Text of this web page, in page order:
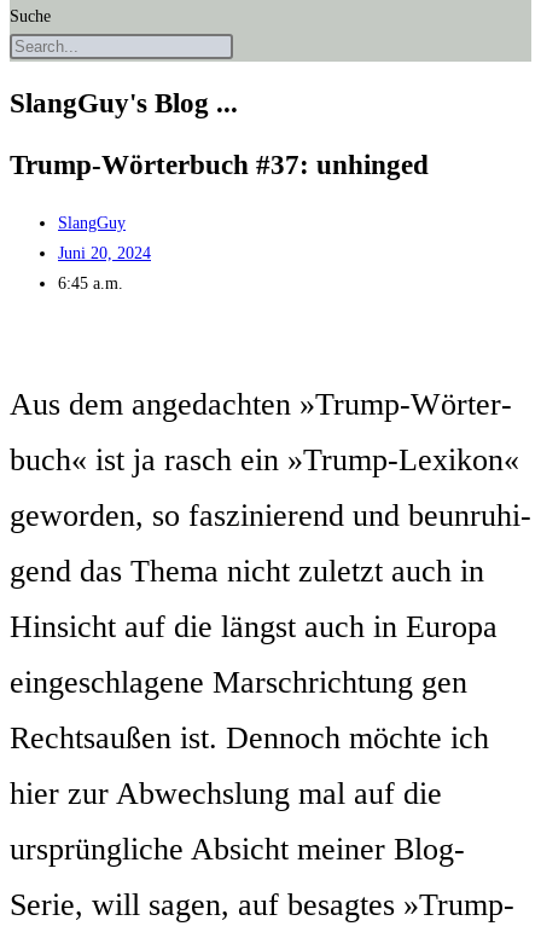
Suche
SlangGuy's Blog ...
Trump-Wör­ter­buch #37: unhinged
SlangGuy
Juni 20, 2024
6:45 a.m.
Aus dem ange­dach­ten »Trump-Wör­ter­
buch« ist ja rasch ein »Trump-Lexi­kon«
gewor­den, so fas­zi­nie­rend und beun­ru­hi­
gend das The­ma nicht zuletzt auch in
Hin­sicht auf die längst auch in Euro­pa
ein­ge­schla­ge­ne Marsch­rich­tung gen
Rechts­au­ßen ist. Den­noch möch­te ich
hier zur Abwechs­lung mal auf die
ursprüng­li­che Absicht mei­ner Blog-
Serie, will sagen, auf besag­tes »Trump-